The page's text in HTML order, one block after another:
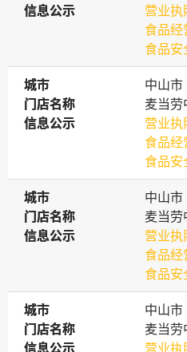
信息公示
信息公示
营业执
食品经
食品安
城市
城市
中山市
门店名称
门店名称
麦当劳
信息公示
信息公示
营业执
食品经
食品安
城市
城市
中山市
门店名称
门店名称
麦当劳
信息公示
信息公示
营业执
食品经
食品安
城市
城市
中山市
门店名称
门店名称
麦当劳
信息公示
信息公示
营业执